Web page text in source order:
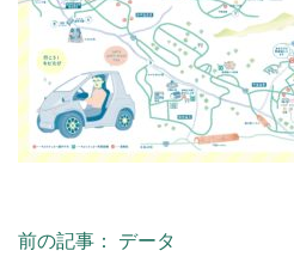
投稿ナビゲーション
前の記事： データ